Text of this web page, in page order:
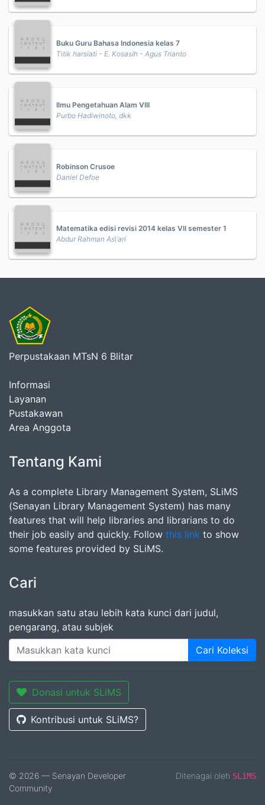
Buku Guru Bahasa Indonesia kelas 7
Titik harsiati - E. Kosasih - Agus Trianto
Ilmu Pengetahuan Alam VIII
Purbo Hadiwinoto, dkk
Robinson Crusoe
Daniel Defoe
Matematika edisi revisi 2014 kelas VII semester 1
Abdur Rahman As\'ari
Perpustakaan MTsN 6 Blitar
Informasi
Layanan
Pustakawan
Area Anggota
Tentang Kami
As a complete Library Management System, SLiMS
(Senayan Library Management System) has many
features that will help libraries and librarians to do
their job easily and quickly. Follow this link to show
some features provided by SLiMS.
Cari
masukkan satu atau lebih kata kunci dari judul,
pengarang, atau subjek
Cari Koleksi
Donasi untuk SLiMS
Kontribusi untuk SLiMS?
© 2026 — Senayan Developer
Community
Ditenagai oleh SLiMS